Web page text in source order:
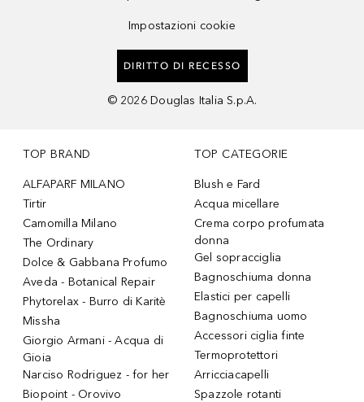
Impostazioni cookie
DIRITTO DI RECESSO
© 2026 Douglas Italia S.p.A.
TOP BRAND
ALFAPARF MILANO
Tirtir
Camomilla Milano
The Ordinary
Dolce & Gabbana Profumo
Aveda - Botanical Repair
Phytorelax - Burro di Karitè
Missha
Giorgio Armani - Acqua di
Gioia
Narciso Rodriguez - for her
Biopoint - Orovivo
TOP CATEGORIE
Blush e Fard
Acqua micellare
Crema corpo profumata
donna
Gel sopracciglia
Bagnoschiuma donna
Elastici per capelli
Bagnoschiuma uomo
Accessori ciglia finte
Termoprotettori
Arricciacapelli
Spazzole rotanti